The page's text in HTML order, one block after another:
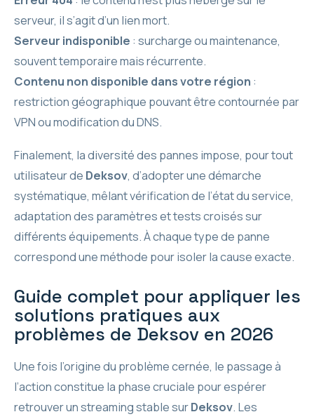
serveur, il s’agit d’un lien mort.
Serveur indisponible : surcharge ou maintenance,
souvent temporaire mais récurrente.
Contenu non disponible dans votre région :
restriction géographique pouvant être contournée par
VPN ou modification du DNS.
Finalement, la diversité des pannes impose, pour tout
utilisateur de Deksov, d’adopter une démarche
systématique, mêlant vérification de l’état du service,
adaptation des paramètres et tests croisés sur
différents équipements. À chaque type de panne
correspond une méthode pour isoler la cause exacte.
Guide complet pour appliquer les
solutions pratiques aux
problèmes de Deksov en 2026
Une fois l’origine du problème cernée, le passage à
l’action constitue la phase cruciale pour espérer
retrouver un streaming stable surDeksov. Les